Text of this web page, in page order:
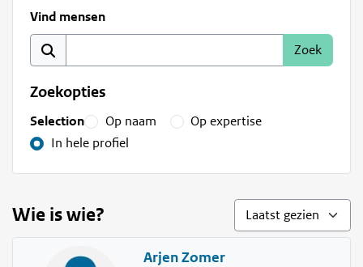
Vind mensen
Zoekopties
Selection Op naam
Op expertise
In hele profiel
Wie is wie?
Arjen Zomer